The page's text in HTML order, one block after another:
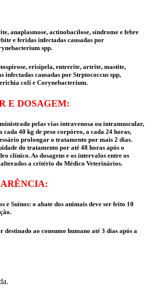
anaplasmose, actinobacilose, síndrome e febre
e feridas infectadas causadas por
spp.
erisipela, entrerite, artrite, mastite,
infectadas causadas por Strptococcus spp,
coli e Corynebacterium.
E DOSAGEM:
pelas vias intravenosa ou intramuscular,
cada 40 kg de peso corpóreo, a cada 24 horas,
prolongar o tratamento por mais 2 dias.
do tratamento por até 48 horas após o
clínico. As dosagens e os intervalos entre os
a critério do Médico Veterinários.
e Suínos: o abate dos animais deve ser feito 10
destinado ao consumo humano até 3 dias após a